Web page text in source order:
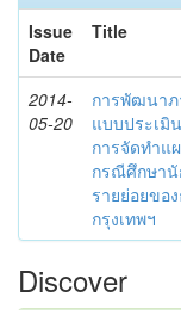
Issue
Date
Title
2014-
05-20
การพัฒนาภ
แบบประเมิ
การจัดทำแ
กรณีศึกษานั
รายย่อยขอ
กรุงเทพฯ
Discover